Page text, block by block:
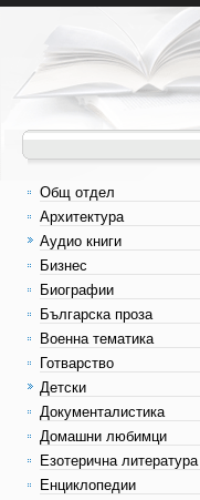
Общ отдел
Архитектура
Аудио книги
Бизнес
Биографии
Българска проза
Военна тематика
Готварство
Детски
Документалистика
Домашни любимци
Езотерична литература
Енциклопедии